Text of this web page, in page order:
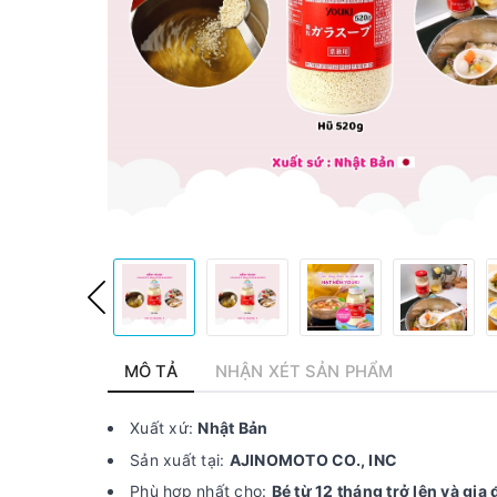
MÔ TẢ NHẬN XÉT SẢN PHẨM
Xuất xứ:Nhật Bản
Sản xuất tại: AJINOMOTO CO., INC
Phù hợp nhất cho: Bé từ 12 tháng trở lên và gia